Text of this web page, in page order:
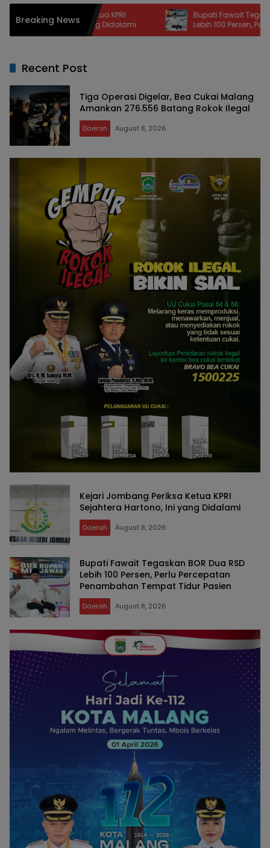
Breaking NewsBupati Fawait Tegaskan BOR Dua RSD
Lebih 100 Persen, Perlu Percepatan
Penambahan Tempat Tidur Pasien
Recent Post
Tiga Operasi Digelar, Bea Cukai Malang
Amankan 276.556 Batang Rokok Ilegal
Daerah August 8, 2026
Kejari Jombang Periksa Ketua KPRI
Sejahtera Hartono, Ini yang Didalami
Daerah August 8, 2026
Bupati Fawait Tegaskan BOR Dua RSD
Lebih 100 Persen, Perlu Percepatan
Penambahan Tempat Tidur Pasien
Daerah August 8, 2026
SUDUT
KOTA